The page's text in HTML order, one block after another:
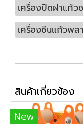
เครื่องปิดฝาแก้ว
เครื่องซีนแก้วพล
สินค้าเกี่ยวข้อง
New